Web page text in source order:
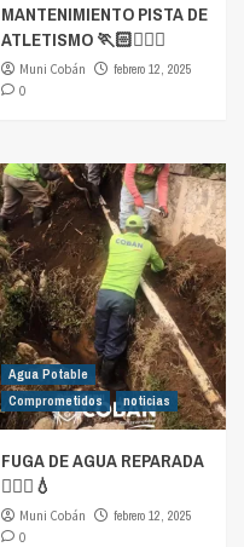
MANTENIMIENTO PISTA DE
ATLETISMO 🏃🏻🏃🏻‍♀️
Muni Cobán
febrero 12, 2025
0
Agua Potable
Comprometidos
noticias
FUGA DE AGUA REPARADA
👷🏻‍♂️💧
Muni Cobán
febrero 12, 2025
0